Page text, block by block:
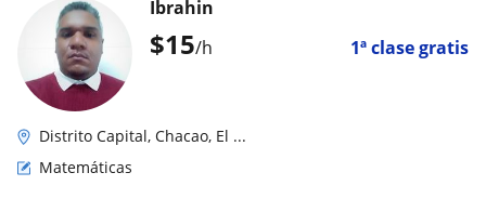
$15/h 1ª clase gratis
Ibrahin
Distrito Capital, Chacao, El ...
Matemáticas